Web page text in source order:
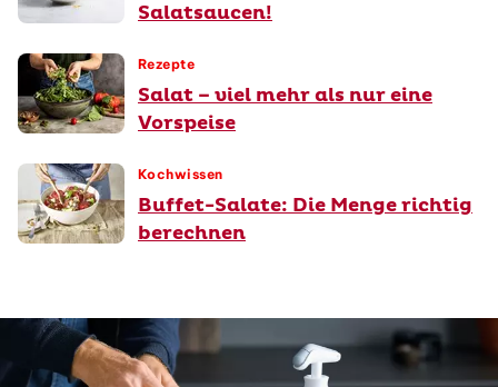
Salatsaucen!
Rezepte
Salat – viel mehr als nur eine
Vorspeise
Kochwissen
Buffet-Salate: Die Menge richtig
berechnen